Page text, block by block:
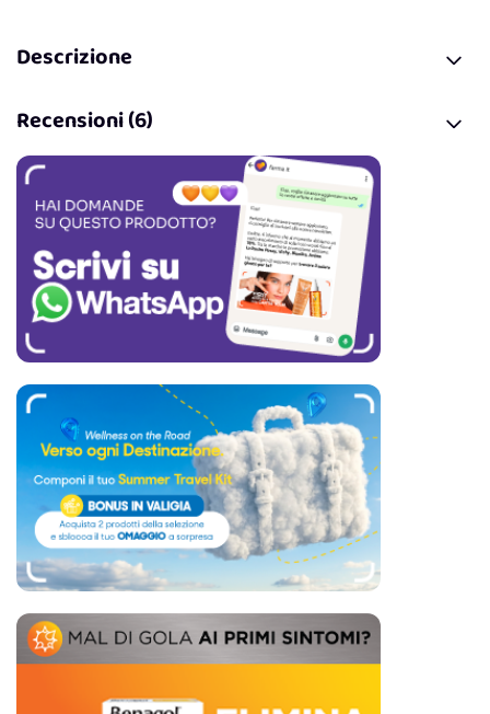
Descrizione
Recensioni (6)